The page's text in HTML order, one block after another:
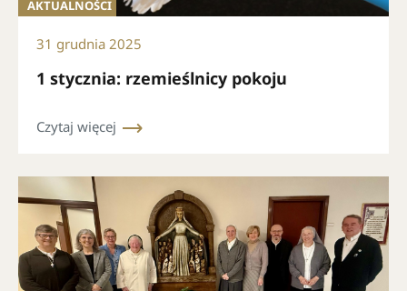
AKTUALNOŚCI
31 grudnia 2025
1 stycznia: rzemieślnicy pokoju
Czytaj więcej